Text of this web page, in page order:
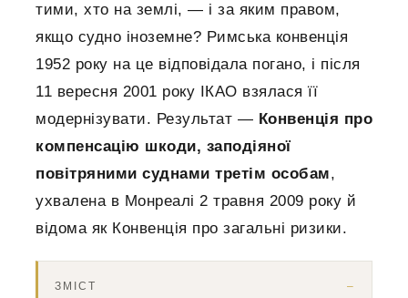
тими, хто на землі, — і за яким правом,
якщо судно іноземне? Римська конвенція
1952 року на це відповідала погано, і після
11 вересня 2001 року ІКАО взялася її
модернізувати. Результат — Конвенція про
компенсацію шкоди, заподіяної
повітряними суднами третім особам,
ухвалена в Монреалі 2 травня 2009 року й
відома як Конвенція про загальні ризики.
ЗМІСТ